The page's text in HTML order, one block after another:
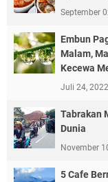
September
Embun
Malam,
Kecewa
Juli 24, 2022
Tabrakan
Dunia
November
5 Cafe